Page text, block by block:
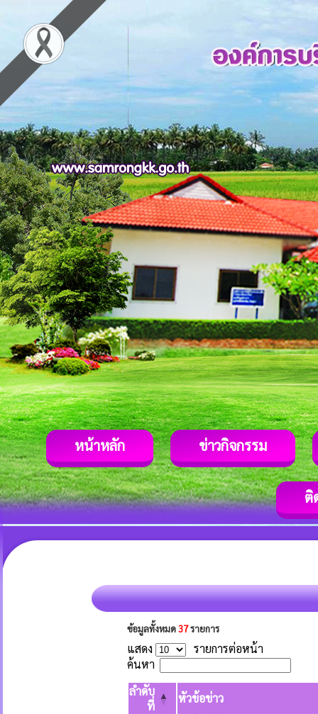
หน้าหลัก ข่าวกิจกรรม
ติ
ข้อมูลทั้งหมด37รายการ
แสดง
รายการต่อหน้า
ค้นหา
ลำดับ
ที่
หัวข้อข่าว